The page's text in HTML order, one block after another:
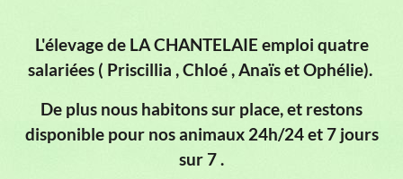
L'élevage de LA CHANTELAIE emploi quatre
salariées ( Priscillia , Chloé , Anaïs et Ophélie).
De plus nous habitons sur place,et restons
disponible pour nos animaux24h/24 et 7 jours
sur 7 .